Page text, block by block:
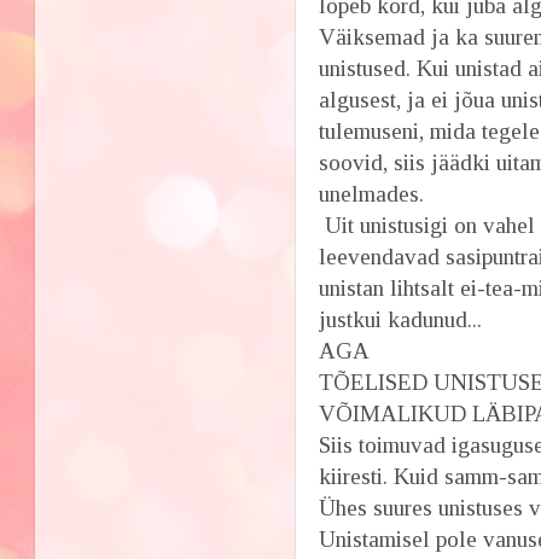
Väiksemad ja ka
unistused. Kui unistad
algusest, ja ei jõua
tulemuseni, mida
soovid, siis jäädki
unelmades.
Uit unistusigi on
leevendavad
unistan lihtsalt ei-tea-
justkui kadunud...
AGA
TÕELISED
VÕIMALIKUD
Siis toimuvad
kiiresti. Kuid samm-
Ühes suures
Unistamisel pole